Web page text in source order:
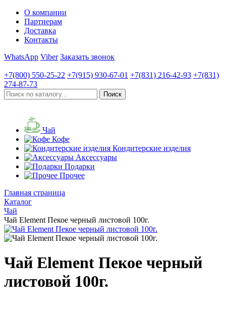
О компании
Партнерам
Доставка
Контакты
WhatsApp Viber Заказать звонок
+7(800) 550-25-22 +7(915) 930-67-01 +7(831) 216-42-93 +7(831)
274-87-73
Чай
Кофе
Кондитерские изделия
Аксессуары
Подарки
Прочее
Главная страница
Каталог
Чай
Чай Element Пекое черный листовой 100г.
Чай Element Пекое черный
листовой 100г.